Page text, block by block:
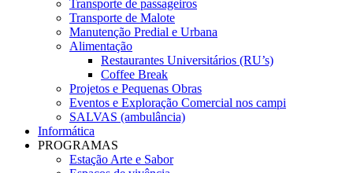
Transporte de passageiros
Transporte de Malote
Manutenção Predial e Urbana
Alimentação
Restaurantes Universitários (RU’s)
Coffee Break
Projetos e Pequenas Obras
Eventos e Exploração Comercial nos campi
SALVAS (ambulância)
Informática
PROGRAMAS
Estação Arte e Sabor